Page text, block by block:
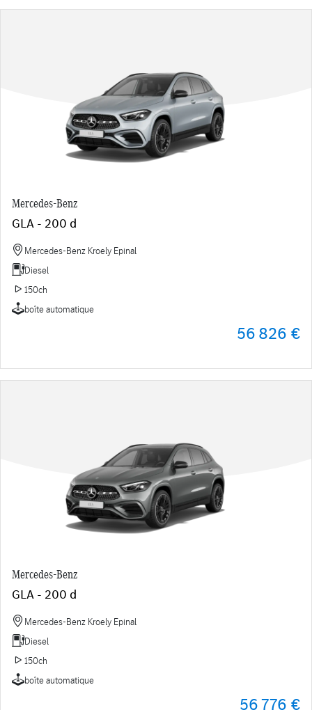
Mercedes-Benz
GLA - 200 d
Mercedes-Benz Kroely Epinal
Diesel
150ch
boîte automatique
56 826 €
Mercedes-Benz
GLA - 200 d
Mercedes-Benz Kroely Epinal
Diesel
150ch
boîte automatique
56 776 €